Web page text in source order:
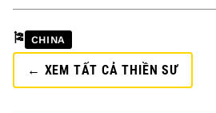
🎏 CHINA
← XEM TẤT CẢ THIỀN SƯ